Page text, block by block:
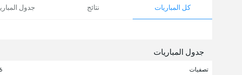
كل المباريات نتائج جدول
جدول المباريات
تصفيات